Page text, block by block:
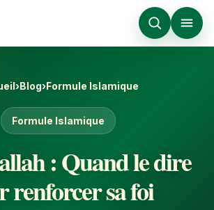
›Blog›Formule Islamique
Formule Islamique
: Quand le dire
renforcer sa foi